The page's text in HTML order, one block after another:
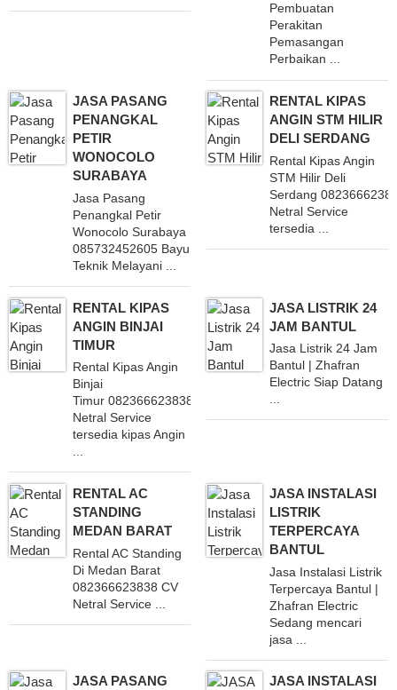
Pembuatan
Perakitan
Pemasangan
Perbaikan ...
JASA PASANG
PENANGKAL
PETIR
WONOCOLO
SURABAYA
Jasa Pasang
Penangkal Petir
Wonocolo Surabaya
085732452605 Bayu
Teknik Melayani ...
RENTAL KIPAS
ANGIN STM HILIR
DELI SERDANG
Rental Kipas Angin
STM Hilir Deli
Serdang
Netral Service
tersedia ...
RENTAL KIPAS
ANGIN BINJAI
TIMUR
Rental Kipas Angin
Binjai
Timur 082366623838 CV
Netral Service
tersedia kipas Angin
JASA LISTRIK 24
JAM BANTUL
Jasa Listrik 24 Jam
Bantul | Zhafran
Electric Siap Datang
RENTAL AC
STANDING
MEDAN BARAT
Rental AC Standing
Di Medan Barat
082366623838 CV
Netral Service ...
JASA INSTALASI
LISTRIK
TERPERCAYA
BANTUL
Jasa Instalasi Listrik
Terpercaya Bantul |
Zhafran Electric
Sedang mencari
jasa ...
JASA PASANG
JASA INSTALASI